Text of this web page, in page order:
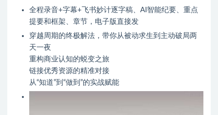
全程录音+字幕+飞书妙计逐字稿、AI智能纪要、重点
提要和框架、章节，电子版直接发
穿越周期的终极解法，带你从被动求生到主动破局两
天一夜
重构商业认知的蜕变之旅
链接优秀资源的精准对接
从“知道”到“做到”的实战赋能